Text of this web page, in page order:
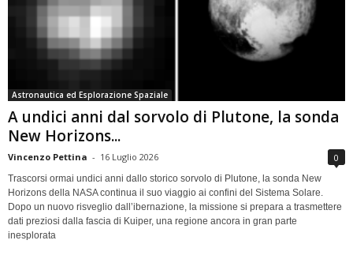
Astronautica ed Esplorazione Spaziale
A undici anni dal sorvolo di Plutone, la sonda
New Horizons...
Vincenzo Pettina - 16 Luglio 2026 0
Trascorsi ormai undici anni dallo storico sorvolo di Plutone, la sonda New
Horizons della NASA continua il suo viaggio ai confini del Sistema Solare.
Dopo un nuovo risveglio dall’ibernazione, la missione si prepara a trasmettere
dati preziosi dalla fascia di Kuiper, una regione ancora in gran parte
inesplorata